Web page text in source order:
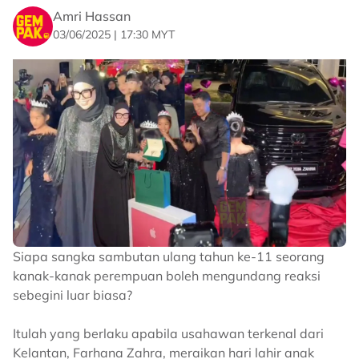
Amri Hassan
03/06/2025 | 17:30 MYT
Siapa sangka sambutan ulang tahun ke-11 seorang
kanak-kanak perempuan boleh mengundang reaksi
sebegini luar biasa?
Itulah yang berlaku apabila usahawan terkenal dari
Kelantan, Farhana Zahra, meraikan hari lahir anak